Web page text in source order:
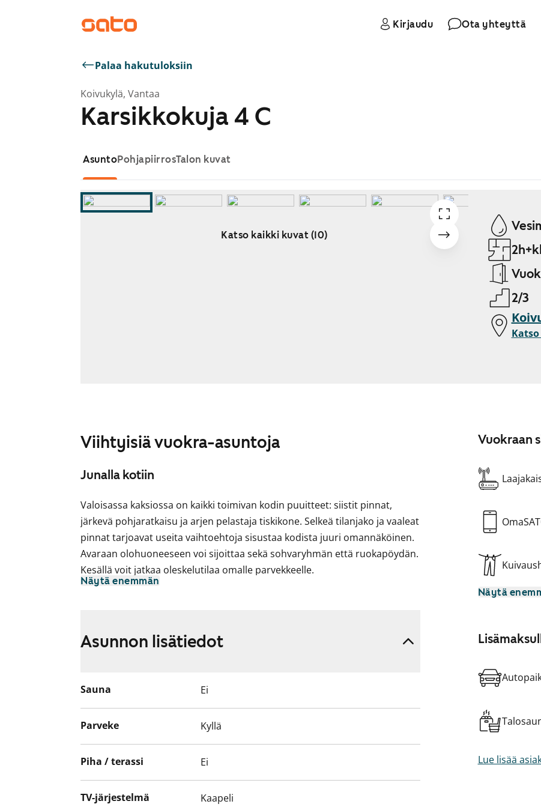
Kirjaudu Ota yhteyttä
Palaa hakutuloksiin
Koivukylä, Vantaa
Karsikkokuja 4 C
AsuntoPohjapiirrosTalon kuvat
Katso kaikki kuvat (10)
2/3
Viihtyisiä vuokra-asuntoja
Junalla kotiin
Valoisassa kaksiossa on kaikki toimivan kodin puuitteet: siistit pinnat,
järkevä pohjaratkaisu ja arjen pelastaja tiskikone. Selkeä tilanjako ja vaaleat
pinnat tarjoavat useita vaihtoehtoja sisustaa kodista juuri omannäköinen.
Avaraan olohuoneeseen voi sijoittaa sekä sohvaryhmän että ruokapöydän.
Kesällä voit jatkaa oleskelutilaa omalle parvekkeelle.
Näytä enemmän
Vuokraan
Näytä
Lue lisää
Asunnon lisätiedot
Sauna Ei
Parveke Kyllä
Piha / terassi Ei
TV-järjestelmä Kaapeli